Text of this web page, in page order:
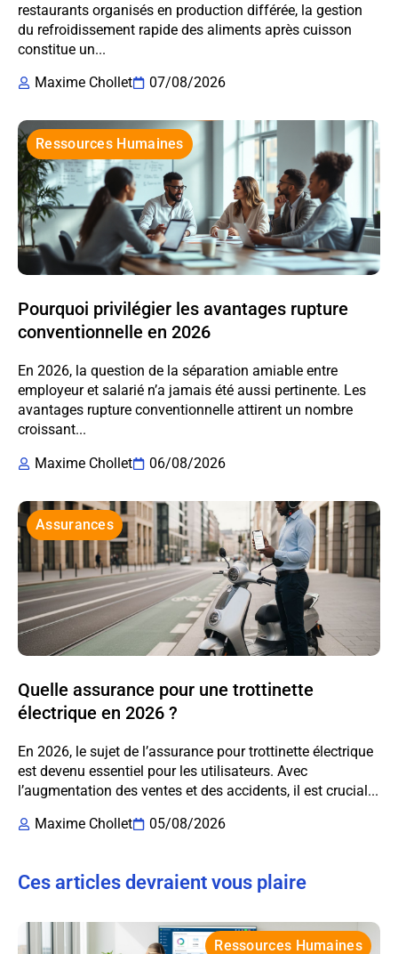
restaurants organisés en production différée, la gestion
du refroidissement rapide des aliments après cuisson
constitue un...
Maxime Chollet
07/08/2026
Ressources Humaines
Pourquoi privilégier les avantages rupture
conventionnelle en 2026
En 2026, la question de la séparation amiable entre
employeur et salarié n’a jamais été aussi pertinente. Les
avantages rupture conventionnelle attirent un nombre
croissant...
Maxime Chollet
06/08/2026
Assurances
Quelle assurance pour une trottinette
électrique en 2026 ?
En 2026, le sujet de l’assurance pour trottinette électrique
est devenu essentiel pour les utilisateurs. Avec
l’augmentation des ventes et des accidents, il est crucial...
Maxime Chollet
05/08/2026
Ces articles devraient vous plaire
Ressources Humaines